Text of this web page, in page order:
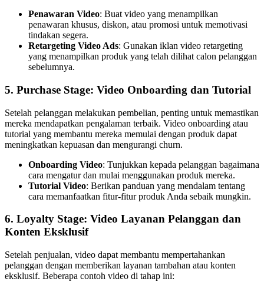
Penawaran Video: Buat video yang menampilkan
penawaran khusus, diskon, atau promosi untuk memotivasi
tindakan segera.
Retargeting Video Ads: Gunakan iklan video retargeting
yang menampilkan produk yang telah dilihat calon pelanggan
sebelumnya.
5. Purchase Stage: Video Onboarding dan Tutorial
Setelah pelanggan melakukan pembelian, penting untuk memastikan
mereka mendapatkan pengalaman terbaik. Video onboarding atau
tutorial yang membantu mereka memulai dengan produk dapat
meningkatkan kepuasan dan mengurangi churn.
Onboarding Video: Tunjukkan kepada pelanggan bagaimana
cara mengatur dan mulai menggunakan produk mereka.
Tutorial Video: Berikan panduan yang mendalam tentang
cara memanfaatkan fitur-fitur produk Anda sebaik mungkin.
6. Loyalty Stage: Video Layanan Pelanggan dan
Konten Eksklusif
Setelah penjualan, video dapat membantu mempertahankan
pelanggan dengan memberikan layanan tambahan atau konten
eksklusif. Beberapa contoh video di tahap ini: